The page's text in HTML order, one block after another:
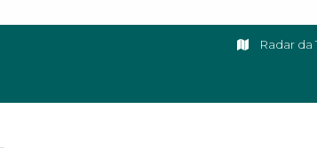
Radar da